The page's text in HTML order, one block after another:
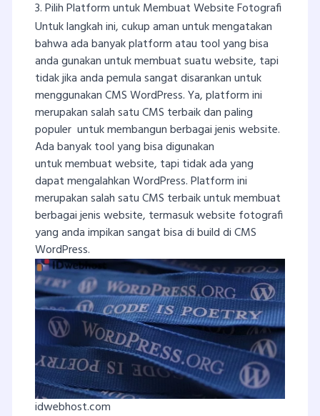
3.Pilih Platform untuk Membuat Website Fotografi
Untuk langkah ini, cukup aman untuk mengatakan
bahwa ada banyak platform atau tool yang bisa
anda gunakan untuk membuat suatu website, tapi
tidak jika anda pemula sangat disarankan untuk
menggunakan CMS WordPress. Ya, platform ini
merupakan salah satu CMS terbaik dan paling
populer untuk membangun berbagai jenis website.
Ada banyak tool yang bisa digunakan
untuk membuat website, tapi tidak ada yang
dapat mengalahkan WordPress. Platform ini
merupakan salah satu CMS terbaik untuk membuat
berbagai jenis website, termasuk website fotografi
yang anda impikan sangat bisa di build di CMS
WordPress.
idwebhost.com